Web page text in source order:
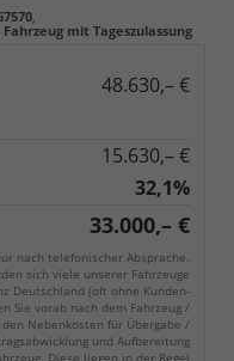
Fahrzeug mit Tageszulassung
48.630,– €
15.630,– €
32,1%
33.000,– €
nach telefonischer Absprache.
sich viele unserer Fahrzeuge
Deutschland (oft ohne Kunden-
Sie vorab nach dem Fahrzeug /
Nebenkosten für Übergabe /
und Aufbereitung
Diese liegen in der Regel